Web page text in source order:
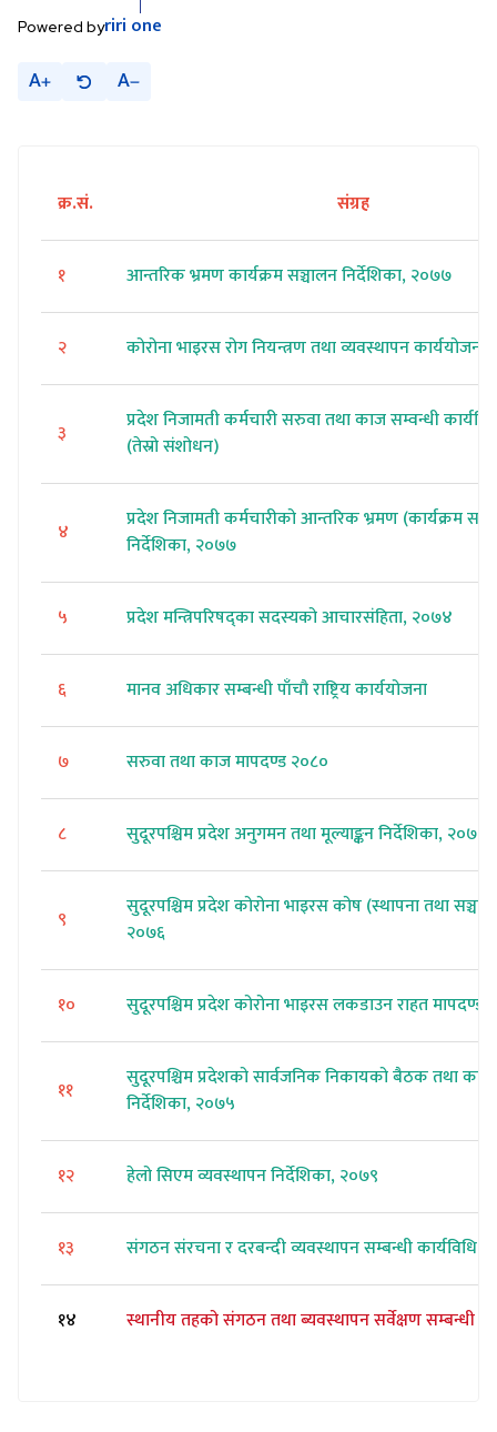
Powered byriri one
A A
क्र.सं. संग्रह
१ आन्तरिक भ्रमण कार्यक्रम सञ्चालन निर्देशिका, २०७७
२ कोरोना भाइरस रोग नियन्त्रण तथा व्यवस्थापन
३
प्रदेश निजामती कर्मचारी सरुवा तथा काज सम्वन्धी
(तेस्रो संशोधन)
४
प्रदेश निजामती कर्मचारीको आन्तरिक भ्रमण (कार्यक्रम
निर्देशिका, २०७७
५ प्रदेश मन्त्रिपरिषद्का सदस्यको आचारसंहिता, २०७४
६ मानव अधिकार सम्बन्धी पाँचौ राष्ट्रिय कार्ययोजना
७ सरुवा तथा काज मापदण्ड २०८०
८ सुदूरपश्चिम प्रदेश अनुगमन तथा मूल्याङ्कन निर्देशिका, २०७८
९
सुदूरपश्चिम प्रदेश कोरोना भाइरस कोष (स्थापना तथा
२०७६
१० सुदूरपश्चिम प्रदेश कोरोना भाइरस लकडाउन राहत
११
सुदूरपश्चिम प्रदेशको सार्वजनिक निकायको बैठक तथा
निर्देशिका, २०७५
१२ हेलो सिएम व्यवस्थापन निर्देशिका, २०७९
१३ संगठन संरचना र दरबन्दी व्यवस्थापन सम्बन्धी कार्यविधि,
१४ स्थानीय तहको संगठन तथा ब्यवस्थापन सर्वेक्षण सम्बन्धी